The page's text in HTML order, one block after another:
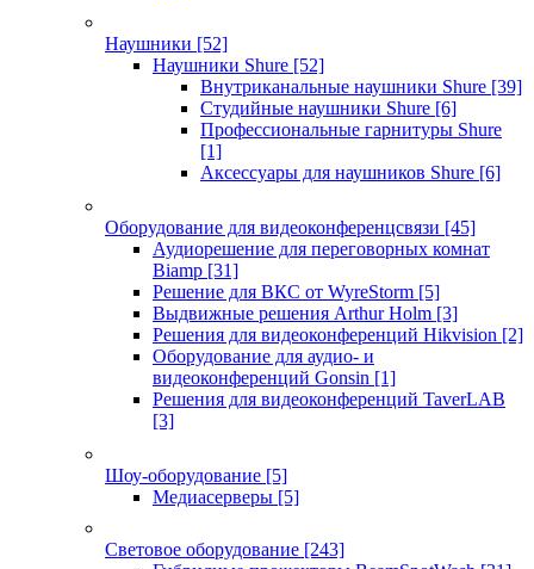
Наушники [52]
Наушники Shure [52]
Внутриканальные наушники Shure [39]
Студийные наушники Shure [6]
Профессиональные гарнитуры Shure
[1]
Аксессуары для наушников Shure [6]
Оборудование для видеоконференцсвязи [45]
Аудиорешение для переговорных комнат
Biamp [31]
Решение для ВКС от WyreStorm [5]
Выдвижные решения Arthur Holm [3]
Решения для видеоконференций Hikvision [2]
Оборудование для аудио- и
видеоконференций Gonsin [1]
Решения для видеоконференций TaverLAB
[3]
Шоу-оборудование [5]
Медиасерверы [5]
Световое оборудование [243]